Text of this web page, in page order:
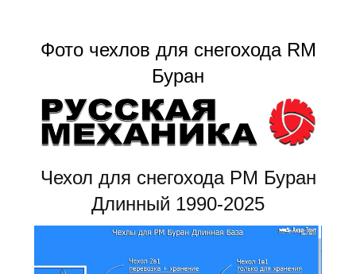
Фото чехлов для снегохода RM
Буран
Чехол для снегохода РМ Буран
Длинный 1990-2025